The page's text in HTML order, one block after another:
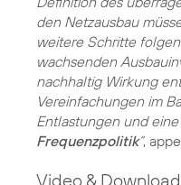
den Netzausbau
weitere Schritte
wachsenden
nachhaltig Wirkung
Vereinfachungen im
Entlastungen und eine
Frequenzpolitik“,
Video &